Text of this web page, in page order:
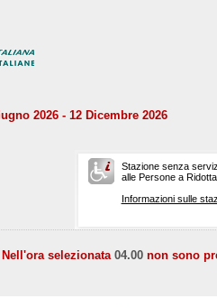
2026 - 12 Dicembre 2026
Stazione senza
alle Persone a
Informazioni sulle
Nell'ora selezionata 04.00 non sono